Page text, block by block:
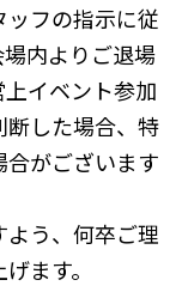
フの指示に従
内よりご退場
イベント参加
断した場合、特
がございます
う、何卒ご理
ます。